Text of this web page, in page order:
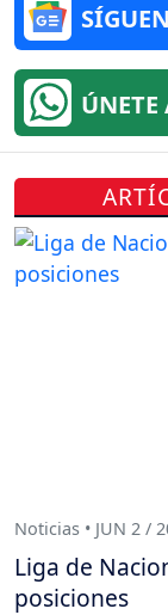
Noticias • JUN 2 /
Liga de
posiciones